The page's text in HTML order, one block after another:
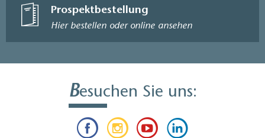
Prospektbestellung
Hier bestellen oder online ansehen
Besuchen Sie uns: